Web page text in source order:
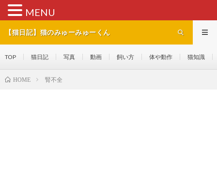
【猫日記】猫のみゅーみゅーくん
TOP 猫日記 写真 動画 飼い方 体や動作 猫知識
HOME 腎不全
MENU